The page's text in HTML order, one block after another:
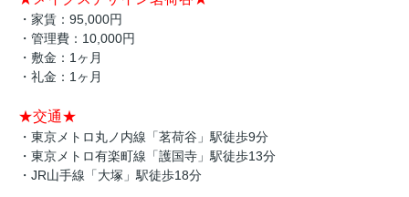
・家賃：95,000円
・管理費：10,000円
・敷金：1ヶ月
・礼金：1ヶ月
★交通★
・東京メトロ丸ノ内線「茗荷谷」駅徒歩9分
・東京メトロ有楽町線「護国寺」駅徒歩13分
・JR山手線「大塚」駅徒歩18分